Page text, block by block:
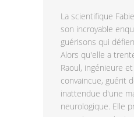
La scientifique
son incroyable
guérisons qui
Alors qu'elle a
Raoul, ingénieure
convaincue, guérit
inattendue d'une
neurologique. Elle